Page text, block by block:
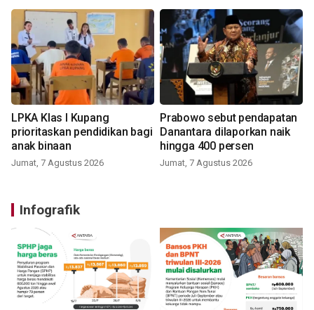
LPKA Klas I Kupang
prioritaskan pendidikan bagi
anak binaan
Jumat, 7 Agustus 2026
Prabowo sebut pendapatan
Danantara dilaporkan naik
hingga 400 persen
Jumat, 7 Agustus 2026
Infografik